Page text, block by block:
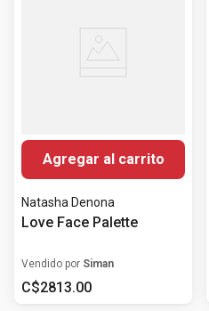
Agregar al carrito
Natasha Denona
Love Face Palette
Vendido por Siman
C$2813.00